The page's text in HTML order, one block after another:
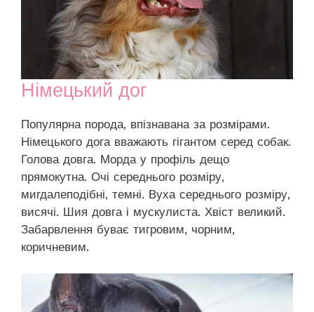
Німецький дог
Популярна порода, впізнавана за розмірами.
Німецького дога вважають гігантом серед собак.
Голова довга. Морда у профіль дещо
прямокутна. Очі середнього розміру,
мигдалеподібні, темні. Вуха середнього розміру,
висячі. Шия довга і мускулиста. Хвіст великий.
Забарвлення буває тигровим, чорним,
коричневим.